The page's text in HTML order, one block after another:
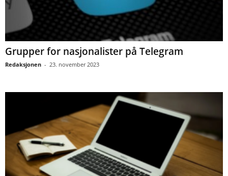
Grupper for nasjonalister på Telegram
Redaksjonen - 23. november 2023